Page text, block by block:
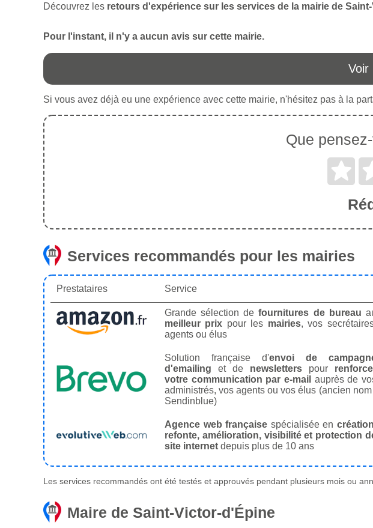
Découvrez les retours d'expérience sur les services de la mairie de
Pour l'instant, il n'y a aucun avis sur cette mairie.
Voir
Si vous avez déjà eu une expérience avec cette mairie, n'hésitez pas à la
Que
Services recommandés pour les mairies
Prestataires Service
Grande sélection defournitures de bureau
meilleur prix pour les mairies, vos
agents ou élus
Solution française d'envoi de
d'emailing et de newsletterspour
votre communication par e-mail auprès de
administrés, vos agents ou vos élus (ancien nom
Sendinblue)
Agence web française spécialisée en
refonte, amélioration, visibilité et protection
site internet depuis plus de 10 ans
Les services recommandés ont été testés et approuvés pendant plusieurs mois ou
Maire de Saint-Victor-d'Épine